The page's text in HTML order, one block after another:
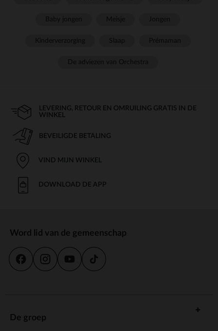
LEVERING, RETOUR EN OMRUILING GRATIS IN DE
WINKEL
BEVEILIGDE BETALING
VIND MIJN WINKEL
DOWNLOAD DE APP
Word lid van de gemeenschap
De groep